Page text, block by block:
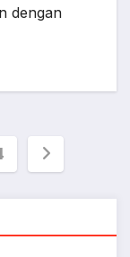
dengan